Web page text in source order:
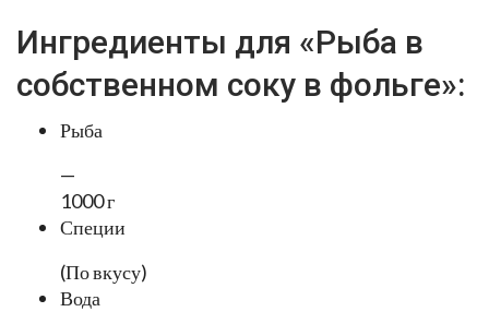
Ингредиенты для «Рыба в
собственном соку в фольге»:
Рыба
—
1000 г
Специи
(По вкусу)
Вода